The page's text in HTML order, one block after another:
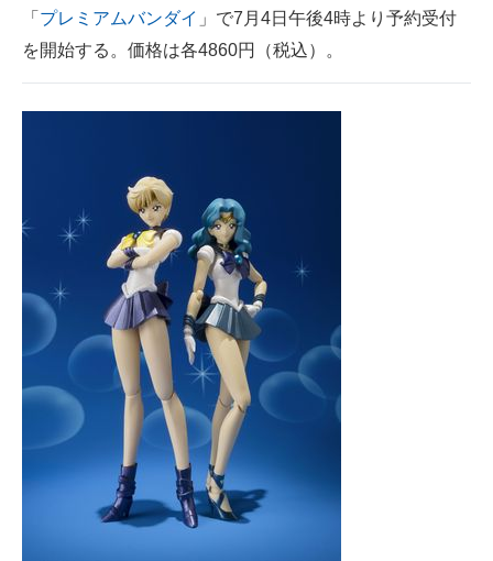
進化するPCとデバイスの未来
好きが集まる 比べて選べる
企業ITのトレンドを詳説
経営リーダーのコミュニティ
マーケ×ITの今がよく分かる
ITエンジニア向け専門サイト
企業向けIT製品の総合サイト
IT製品の技術・比較・事例
製造業のIT導入・活用を支援
モノづくり技術者専門サイト
「 プレミアムバンダイ 」で7月4日午後4時より予約受付
を開始する。価格は各4860円（税込）。